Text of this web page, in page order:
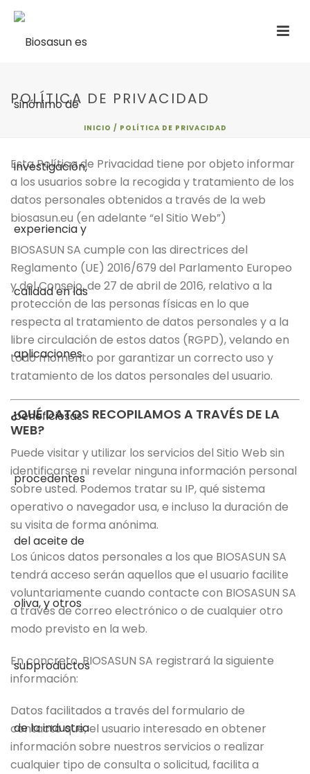
POLÍTICA DE PRIVACIDAD
INICIO / POLÍTICA DE PRIVACIDAD
Esta Política de Privacidad tiene por objeto informar
a los usuarios sobre la recogida y tratamiento de los
datos personales obtenidos a través de la web
biosasun.eu (en adelante “el Sitio Web”)
BIOSASUN SA cumple con las directrices del
Reglamento (UE) 2016/679 del Parlamento Europeo
y del Consejo, de 27 de abril de 2016, relativo a la
protección de las personas físicas en lo que
respecta al tratamiento de datos personales y a la
libre circulación de estos datos (RGPD), velando en
todo momento por garantizar un correcto uso y
tratamiento de los datos personales del usuario.
¿QUÉ DATOS RECOPILAMOS A TRAVÉS DE LA
WEB?
Puede visitar y utilizar los servicios del Sitio Web sin
identificarse ni revelar ninguna información personal
sobre usted. Podemos tratar su IP, qué sistema
operativo o navegador usa, e incluso la duración de
su visita de forma anónima.
Los únicos datos personales a los que BIOSASUN SA
tendrá acceso serán aquellos que el usuario facilite
voluntariamente cuando contacte con BIOSASUN SA
a través de correo electrónico o de cualquier otro
modo previsto en la web.
En concreto, BIOSASUN SA registrará la siguiente
información:
Datos facilitados a través del formulario de
contacto que, el usuario interesado en obtener
información sobre nuestros servicios o realizar
cualquier tipo de consulta o solicitud, facilita a